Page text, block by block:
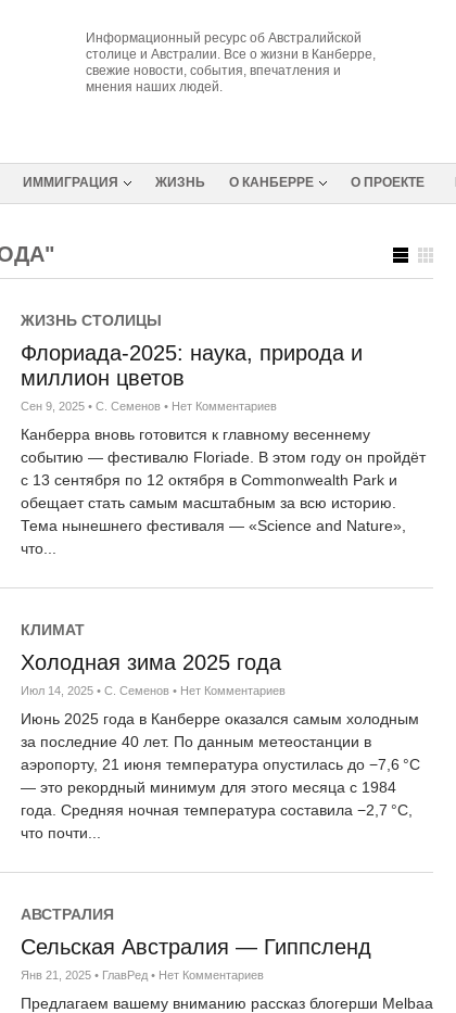
Информационный ресурс об Австралийской
столице и Австралии. Все о жизни в Канберре,
свежие новости, события, впечатления и
мнения наших людей.
ИММИГРАЦИЯ ЖИЗНЬ О КАНБЕРРЕ О ПРОЕКТЕ
ЖИЗНЬ СТОЛИЦЫ
Флориада-2025: наука, природа и
миллион цветов
Сен 9, 2025 • С. Семенов • Нет Комментариев
Канберра вновь готовится к главному весеннему
событию — фестивалю Floriade. В этом году он пройдёт
с 13 сентября по 12 октября в Commonwealth Park и
обещает стать самым масштабным за всю историю.
Тема нынешнего фестиваля — «Science and Nature»,
что...
КЛИМАТ
Холодная зима 2025 года
Июл 14, 2025 • С. Семенов • Нет Комментариев
Июнь 2025 года в Канберре оказался самым холодным
за последние 40 лет. По данным метеостанции в
аэропорту, 21 июня температура опустилась до −7,6 °C
— это рекордный минимум для этого месяца с 1984
года. Средняя ночная температура составила −2,7 °C,
что почти...
АВСТРАЛИЯ
Сельская Австралия — Гиппсленд
Янв 21, 2025 • ГлавРед • Нет Комментариев
Предлагаем вашему вниманию рассказ блогерши Melbaa